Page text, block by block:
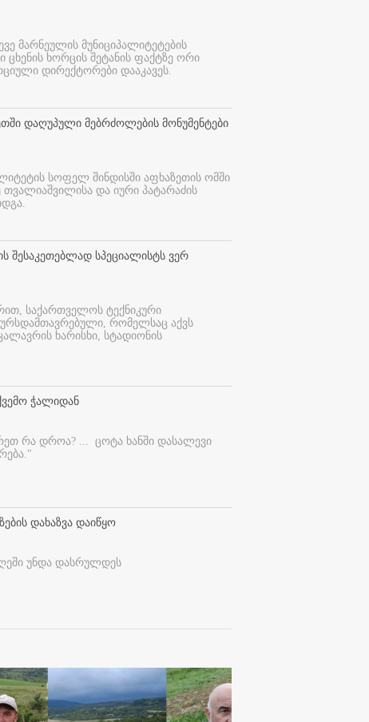
მარნეულის მუნიციპალიტეტების
ცხენის ხორცის შეტანის ფაქტზე ორი
დირექტორები დააკავეს.
დაღუპული მებრძოლების მონუმენტები
სოფელ შინდისში აფხაზეთის ომში
თვალიაშვილისა და იური პატარაძის
შესაკეთებლად სპეციალისტს ვერ
საქართველოს ტექნიკური
რომელსაც აქვს
ხარისხი, სტადიონის
ჭალიდან
რა დროა? ... ცოტა ხანში დასალევი
დახაზვა დაიწყო
უნდა დასრულდეს